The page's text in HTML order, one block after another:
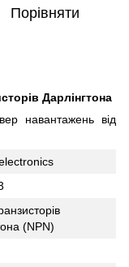
Порівняти
Дарлінгтона
навантажень від
(NPN)